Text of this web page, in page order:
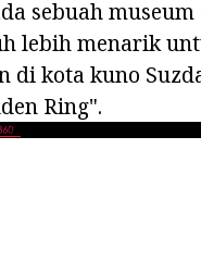
sebuah
lebih menarik
kota kuno
Ring".